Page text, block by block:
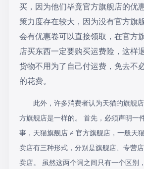
买，因为他们毕竟官方旗舰店的优
策力度存在较大，因为没有官方旗
会有优惠卷可以直接领取，在官方
店买东西一定要购买运费险，这样
货物不用为了自己付运费，免去不
的花费。
此外，许多消费者认为天猫的旗舰
方旗舰店是一样的。
首先，必须声明一
事，天猫旗舰店 ≠ 官方旗舰店，一般天
卖店有三种形式，分别是旗舰店、专营
卖店。 虽然这两个词之间只有一个区别